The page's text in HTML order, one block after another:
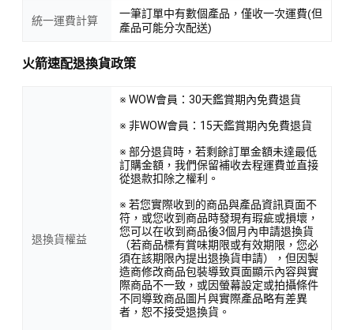
統一運費計算
一筆訂單中有數個產品，僅收一次運費(但
產品可能分次配送)
火箭速配退換貨政策
退換貨權益
※ WOW會員：30天鑑賞期內免費退貨
※ 非WOW會員：15天鑑賞期內免費退貨
※ 部分退貨時，若剩餘訂單金額未達最低
訂購金額，我們保留補收去程運費並直接
從退款扣除之權利。
※ 若您實際收到的商品與產品資訊頁面不
符，或您收到商品時發現有瑕疵或損壞，
您可以在收到商品後3個月內申請退換貨
（若商品標有賞味期限或有效期限，您必
須在該期限內提出退換貨申請），但因製
造商修改商品包裝導致頁面顯示內容與實
際商品不一致，或因螢幕設定或拍攝條件
不同導致商品圖片與實際產品略有差異
者，恕不接受退換貨。